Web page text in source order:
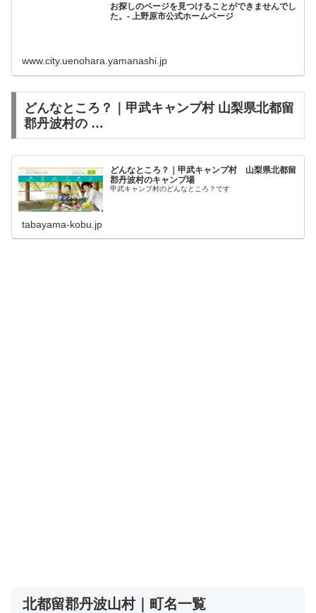
お探しのページを見つけることができませんでし
た。- 上野原市公式ホームページ
www.city.uenohara.yamanashi.jp
どんなところ？｜甲武キャンプ村 山梨県北都留
郡丹波村の …
どんなところ？｜甲武キャンプ村 山梨県北都留
郡丹波村のキャンプ場
甲武キャンプ村のどんなところ？です
tabayama-kobu.jp
北都留郡丹波山村｜町名一覧